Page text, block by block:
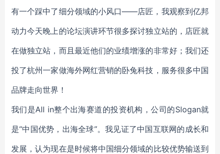
有一个踩中了细分领域的小风口——店匠，我观察到亿邦
动力今天晚上的论坛演讲环节很多探讨独立站的，店匠就
在做独立站，而且最近他们的业绩增涨的非常好；我们还
投了杭州一家做海外网红营销的卧兔科技，服务很多中国
品牌走向世界！
我们是All in整个出海赛道的投资机构，公司的Slogan就
是“中国优势，出海全球”。我见证了中国互联网的成长和
发展，认为现在是时候将中国细分领域的比较优势输送到